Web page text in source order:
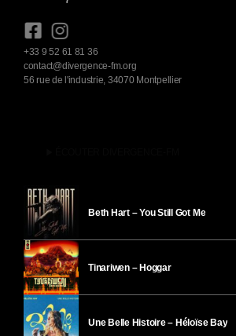
+33 9 52 61 81 36
contact@divergence-fm.org
56 rue de l'industrie, 34070 Montpellier
Beth Hart – You Still Got Me
Tinariwen – Hoggar
Une Belle Histoire – Héloïse Bay